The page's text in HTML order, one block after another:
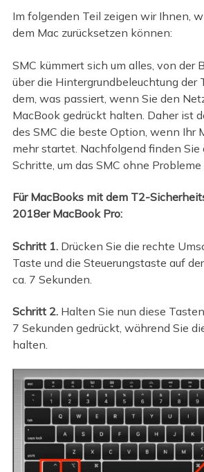
Im folgenden Teil zeigen wir Ihnen,
dem Mac zurücksetzen können:
SMC kümmert sich um alles, von der
über die Hintergrundbeleuchtung der
dem, was passiert, wenn Sie den
MacBook gedrückt halten. Daher ist
des SMC die beste Option, wenn Ihr
mehr startet. Nachfolgend finden
Schritte, um das SMC ohne Probleme
Für MacBooks mit dem T2-
2018er MacBook Pro:
Schritt 1. Drücken Sie die rechte
Taste und die Steuerungstaste auf
ca. 7 Sekunden.
Schritt 2.Halten Sie nun diese
7 Sekunden gedrückt, während Sie
halten.